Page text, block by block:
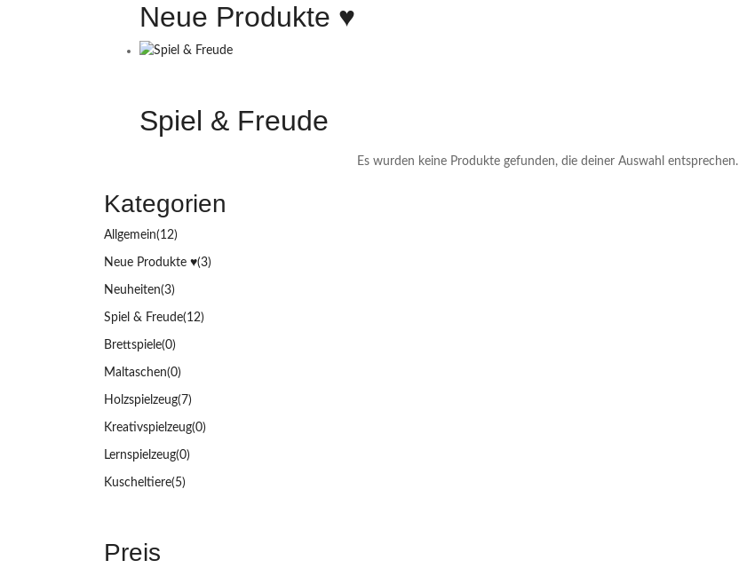
Neue Produkte ♥️
Spiel & Freude
Kategorien
Allgemein(12)
Neue Produkte ♥️(3)
Neuheiten(3)
Spiel & Freude(12)
Brettspiele(0)
Maltaschen(0)
Holzspielzeug(7)
Kreativspielzeug(0)
Lernspielzeug(0)
Kuscheltiere(5)
Preis
Es wurden keine Produkte gefunden, die deiner Auswahl entsprechen.